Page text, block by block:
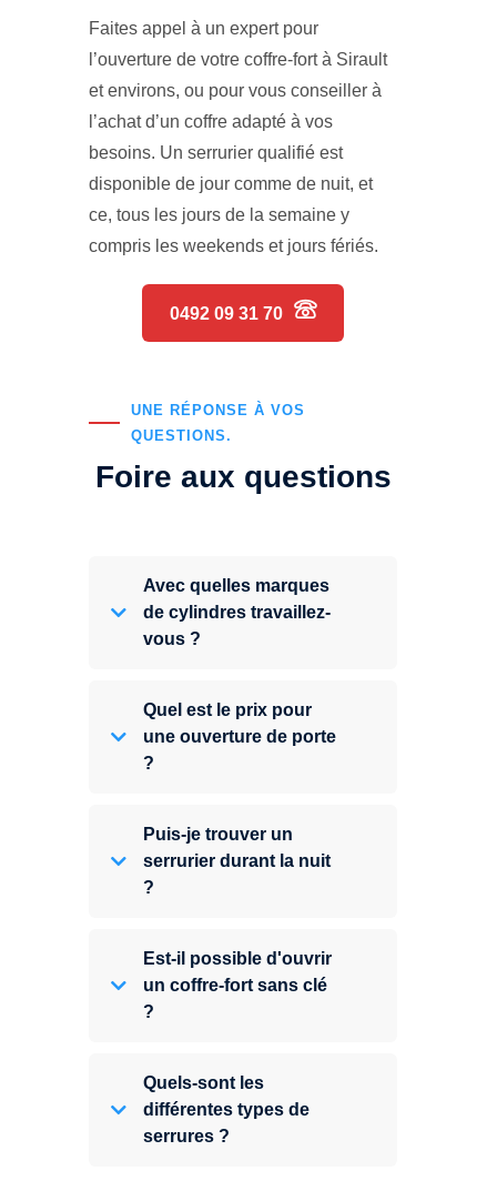
Faites appel à un expert pour
l’ouverture de votre coffre-fort à Sirault
et environs, ou pour vous conseiller à
l’achat d’un coffre adapté à vos
besoins. Un serrurier qualifié est
disponible de jour comme de nuit, et
ce, tous les jours de la semaine y
compris les weekends et jours fériés.
0492 09 31 70
UNE RÉPONSE À VOS
QUESTIONS.
Foire aux questions
Avec quelles marques
de cylindres travaillez-
vous ?
Quel est le prix pour
une ouverture de porte
?
Puis-je trouver un
serrurier durant la nuit
?
Est-il possible d'ouvrir
un coffre-fort sans clé
?
Quels-sont les
différentes types de
serrures ?